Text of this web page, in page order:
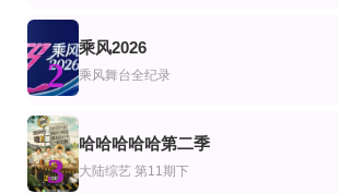
第1集
相守相望暨守护哈拉湖行动
第25集
Tastys正在大放异彩第二季
更新至20260809(第7期下)
地球超新鲜第二季
孙红雷,李乃文,郭京飞,刘宇宁,龚俊,陈星旭,王玉雯,林一
更新至20260807期
密室大逃脱第八季大神版
大张伟,许凯,周笔畅,彭昱畅,张真源,陈哲远
20260701第3期
炽夏角色番综·炽热的夏天
第6期完结
母胎单身恋爱大作战2节目售后
2
乘风2026
乘风舞台全纪录
3
哈哈哈哈哈第二季
大陆综艺 第11期下